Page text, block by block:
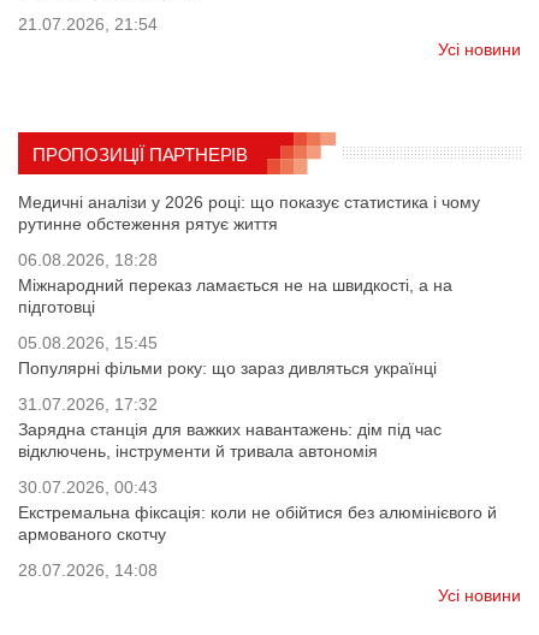
21.07.2026, 21:54
Усі новини
ПРОПОЗИЦІЇ ПАРТНЕРІВ
Медичні аналізи у 2026 році: що показує статистика і чому
рутинне обстеження рятує життя
06.08.2026, 18:28
Міжнародний переказ ламається не на швидкості, а на
підготовці
05.08.2026, 15:45
Популярні фільми року: що зараз дивляться українці
31.07.2026, 17:32
Зарядна станція для важких навантажень: дім під час
відключень, інструменти й тривала автономія
30.07.2026, 00:43
Екстремальна фіксація: коли не обійтися без алюмінієвого й
армованого скотчу
28.07.2026, 14:08
Усі новини